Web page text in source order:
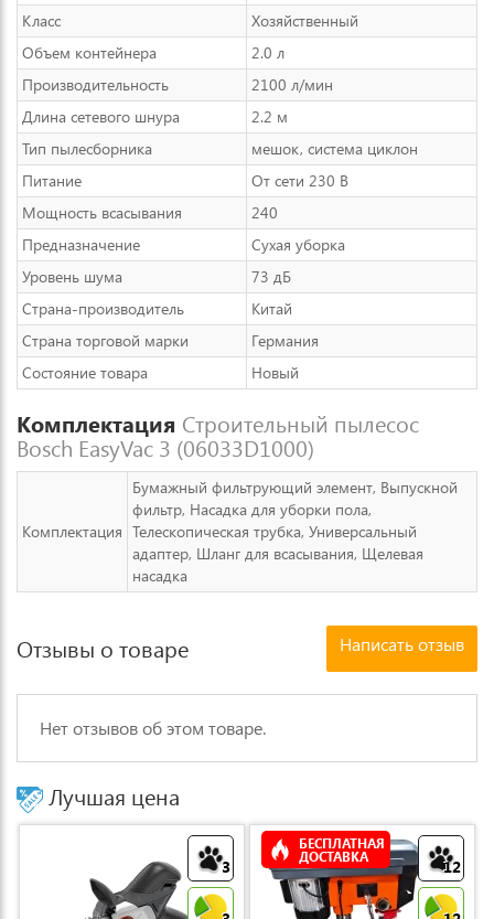
Класс
Хозяйственный
Объем контейнера
2.0 л
Производительность
2100 л/мин
Длина сетевого шнура
2.2 м
Тип пылесборника
мешок, система циклон
Питание
От сети 230 В
Мощность всасывания
240
Предназначение
Сухая уборка
Уровень шума
73 дБ
Страна-производитель
Китай
Страна торговой марки
Германия
Состояние товара
Новый
Комплектация Строительный пылесос
Bosch EasyVac 3 (06033D1000)
Комплектация
Бумажный фильтрующий элемент, Выпускной
фильтр, Насадка для уборки пола,
Телескопическая трубка, Универсальный
адаптер, Шланг для всасывания, Щелевая
насадка
Отзывы о товаре Написать отзыв
Нет отзывов об этом товаре.
Лучшая цена
3 12
БЕСПЛАТНАЯ
ДОСТАВКА